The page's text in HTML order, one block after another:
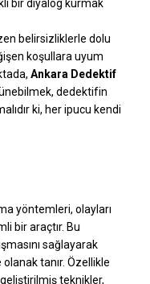
bir diyalog kurmak
belirsizliklerle dolu
koşullara uyum
Ankara Dedektif
dedektifin
ki, her ipucu kendi
yöntemleri, olayları
bir araçtır. Bu
sağlayarak
tanır. Özellikle
teknikler,